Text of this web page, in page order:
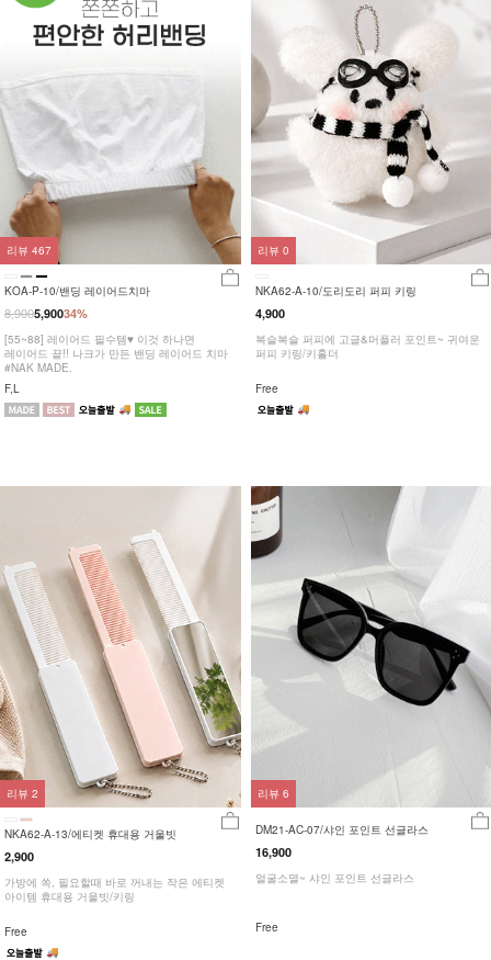
KOA-P-10/밴딩 레이어드치마
34%
8,9005,900
[55~88] 레이어드 필수템♥ 이것 하나면
레이어드 끝!! 나크가 만든 밴딩 레이어드 치마
#NAK MADE.
F,L
리뷰 467
NKA62-A-10/도리도리 퍼피 키링
4,900
복슬복슬 퍼피에 고글&머플러 포인트~ 귀여운
퍼피 키링/키홀더
Free
리뷰 0
NKA62-A-13/에티켓 휴대용 거울빗
2,900
가방에 쏙, 필요할때 바로 꺼내는 작은 에티켓
아이템 휴대용 거울빗/키링
Free
리뷰 2
DM21-AC-07/샤인 포인트 선글라스
16,900
얼굴소멸~ 샤인 포인트 선글라스
Free
리뷰 6